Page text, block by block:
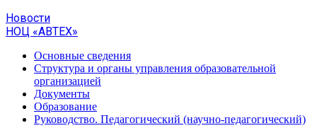
Новости
НОЦ «АВТЕХ»
Основные сведения
Структура и органы управления образовательной
организацией
Документы
Образование
Руководство. Педагогический (научно-педагогический)